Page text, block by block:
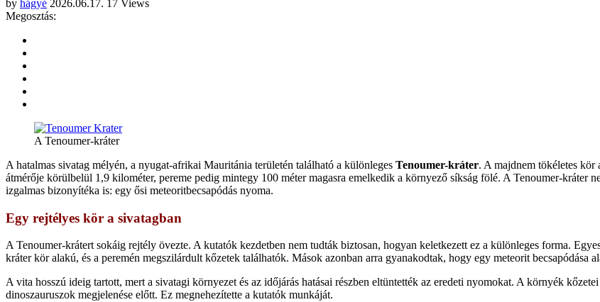
by hágyé 2026.06.17. 17 Views
Megosztás:
A Tenoumer-kráter
A hatalmas sivatag mélyén, a nyugat-afrikai Mauritánia területén található a különleges Tenoumer-kráter. A majdnem tökéletes
átmérője körülbelül 1,9 kilométer, pereme pedig mintegy 100 méter magasra emelkedik a környező síkság fölé. A Tenoumer-kráter
izgalmas bizonyítéka is: egy ősi meteoritbecsapódás nyoma.
Egy rejtélyes kör a sivatagban
A Tenoumer-krátert sokáig rejtély övezte. A kutatók kezdetben nem tudták biztosan, hogyan keletkezett ez a különleges forma.
kráter kör alakú, és a peremén megszilárdult kőzetek találhatók. Mások azonban arra gyanakodtak, hogy egy meteorit becsapódása
A vita hosszú ideig tartott, mert a sivatagi környezet és az időjárás hatásai részben eltüntették az eredeti nyomokat. A környék
dinoszauruszok megjelenése előtt. Ez megnehezítette a kutatók munkáját.